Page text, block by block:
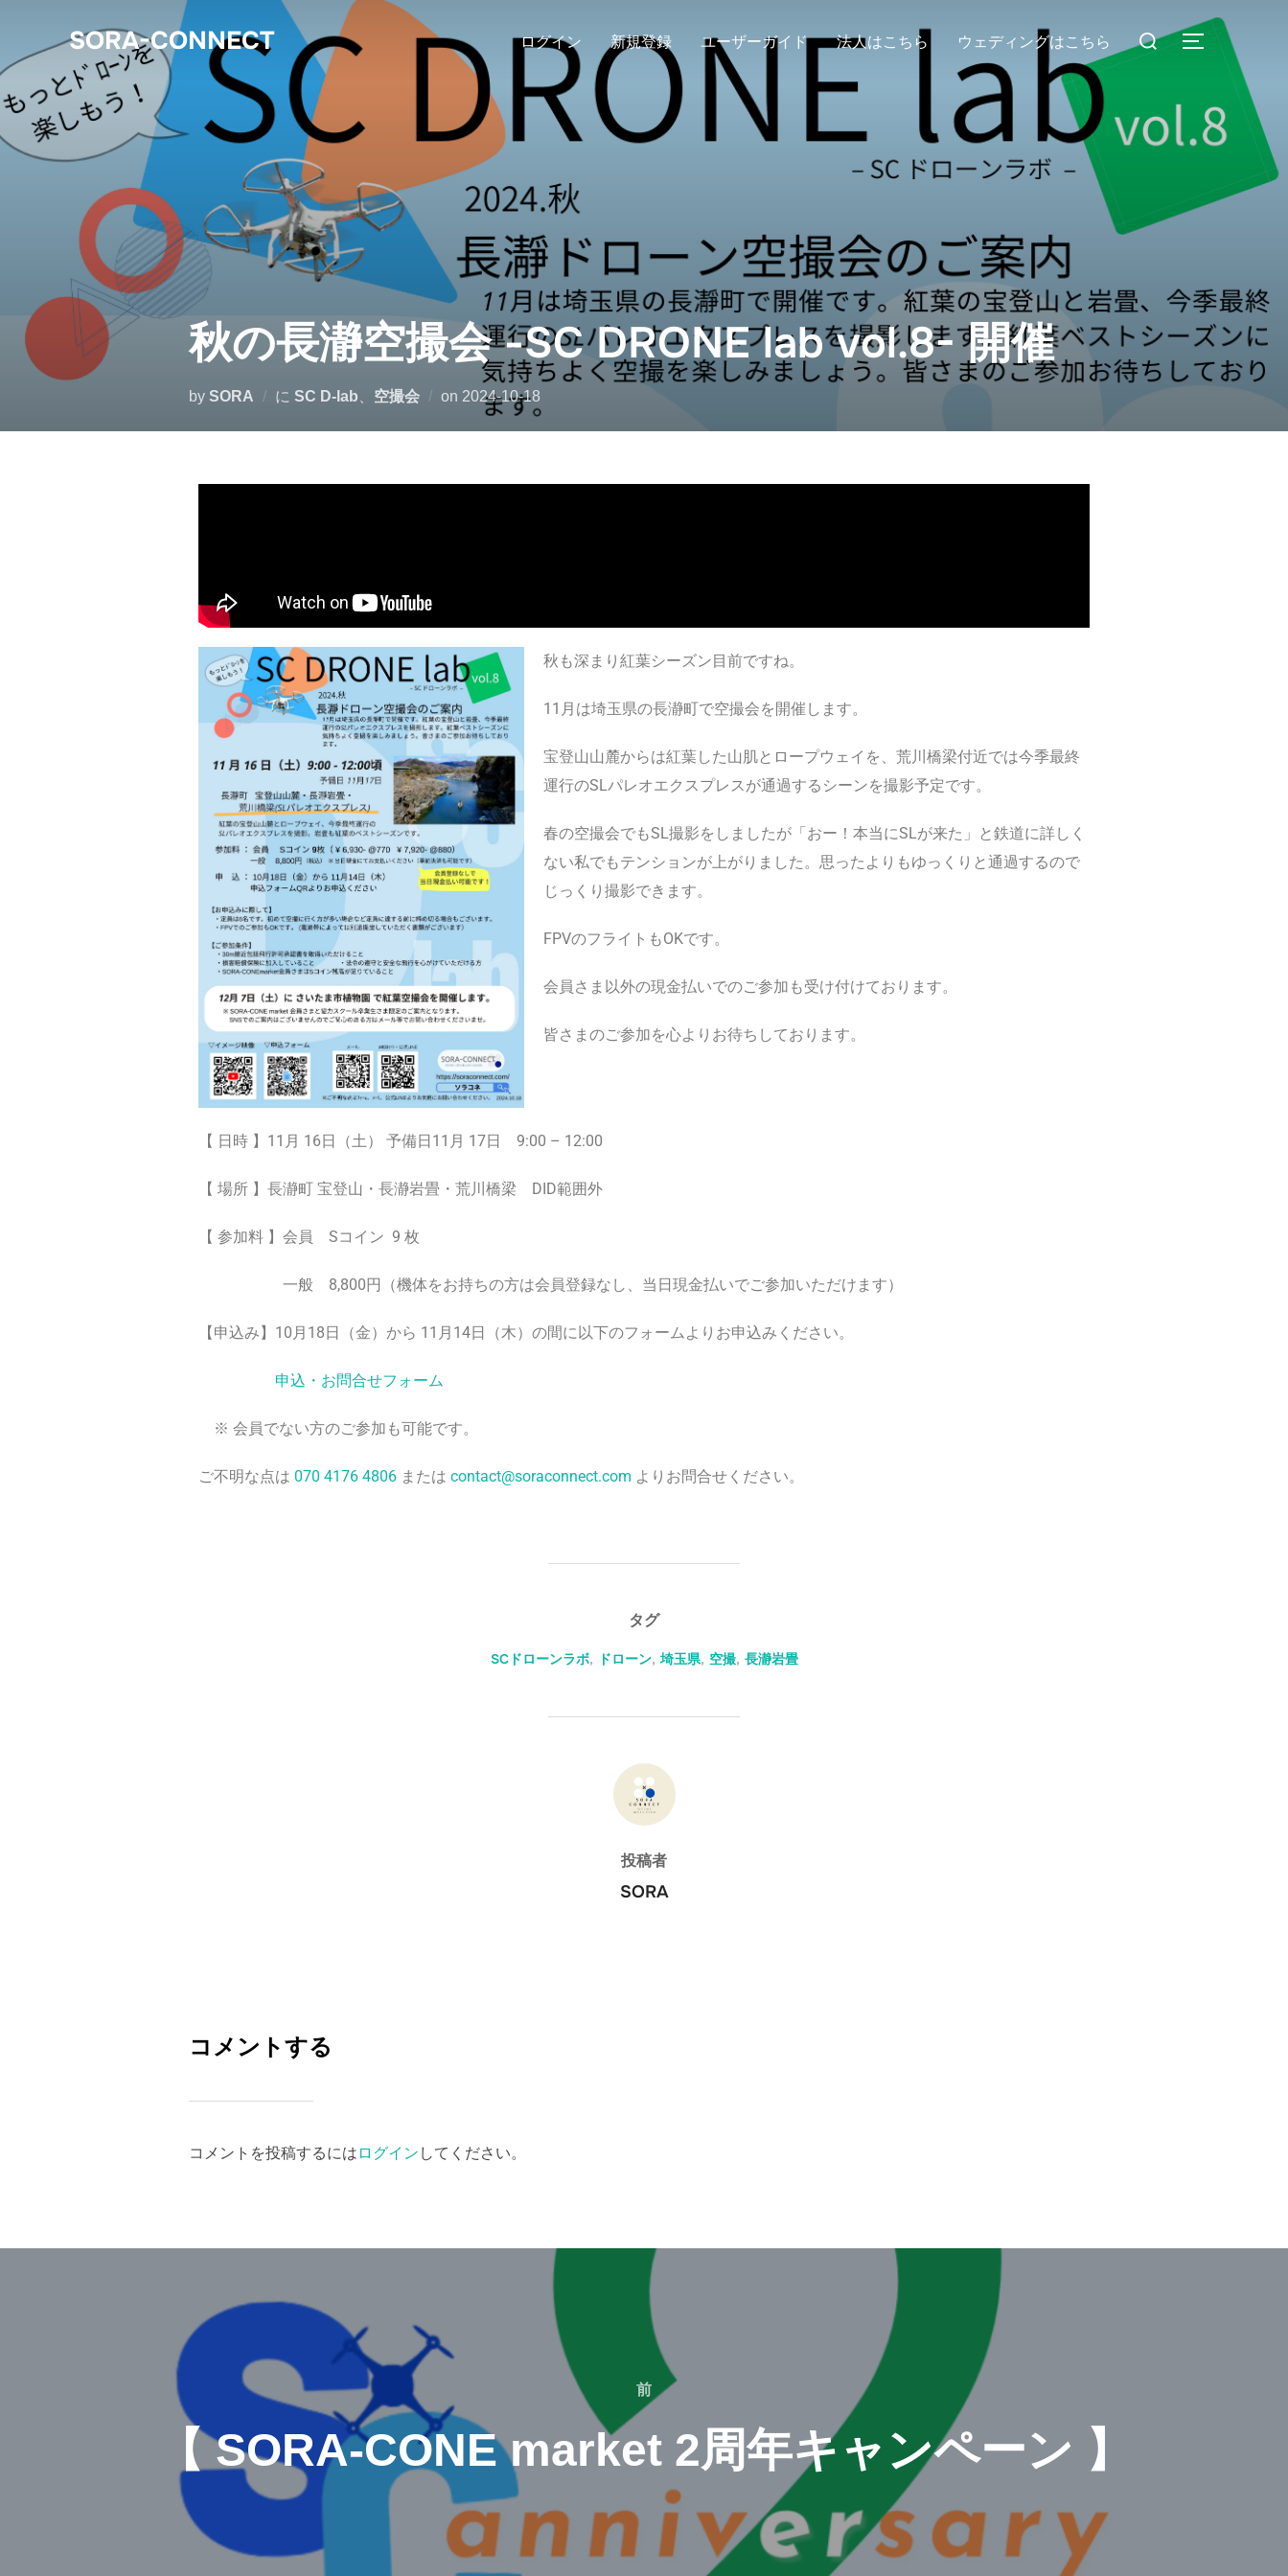
SORA-CONNECT ログイン 新規登録 ユーザーガイド 法人はこちら ウェディングはこちら
秋の長瀞空撮会 -SC DRONE lab vol.8- 開催
by SORA に SC D-lab 空撮会 on 2024-10-18
秋も深まり紅葉シーズン目前ですね。
11月は埼玉県の長瀞町で空撮会を開催します。
宝登山山麓からは紅葉した山肌とロープウェイを、荒川橋梁付近では今季最終
運行のSLパレオエクスプレスが通過するシーンを撮影予定です。
春の空撮会でもSL撮影をしましたが「おー！本当にSLが来た」と鉄道に詳しく
ない私でもテンションが上がりました。思ったよりもゆっくりと通過するので
じっくり撮影できます。
FPVのフライトもOKです。
会員さま以外の現金払いでのご参加も受け付けております。
皆さまのご参加を心よりお待ちしております。
【 日時 】11月 16日（土） 予備日11月 17日 9:00 – 12:00
【 場所 】長瀞町 宝登山・長瀞岩畳・荒川橋梁 DID範囲外
【 参加料 】会員 Sコイン 9 枚
一般 8,800円（機体をお持ちの方は会員登録なし、当日現金払いでご参加いただけます）
【申込み】10月18日（金）から 11月14日（木）の間に以下のフォームよりお申込みください。
申込・お問合せフォーム
※ 会員でない方のご参加も可能です。
ご不明な点は 070 4176 4806 または contact@soraconnect.com よりお問合せください。
タグ
SCドローンラボ, ドローン, 埼玉県, 空撮, 長瀞岩畳
投稿者
投稿者
SORA
コメントする
コメントを投稿するには ログイン してください。
前
【 SORA-CONE market 2周年キャンペーン 】